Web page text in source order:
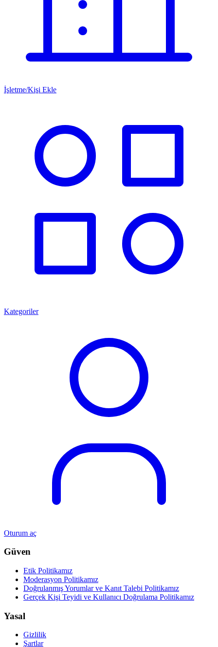
İşletme/Kişi Ekle
Kategoriler
Oturum aç
Güven
Etik Politikamız
Moderasyon Politikamız
Doğrulanmış Yorumlar ve Kanıt Talebi Politikamız
Gerçek Kişi Teyidi ve Kullanıcı Doğrulama Politikamız
Yasal
Gizlilik
Şartlar